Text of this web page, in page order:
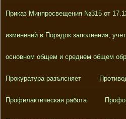
Приказ Минпросвещения №315 от
изменений в Порядок заполнения,
основном общем и среднем общем
Прокуратура разъясняет
Профилактическая работа